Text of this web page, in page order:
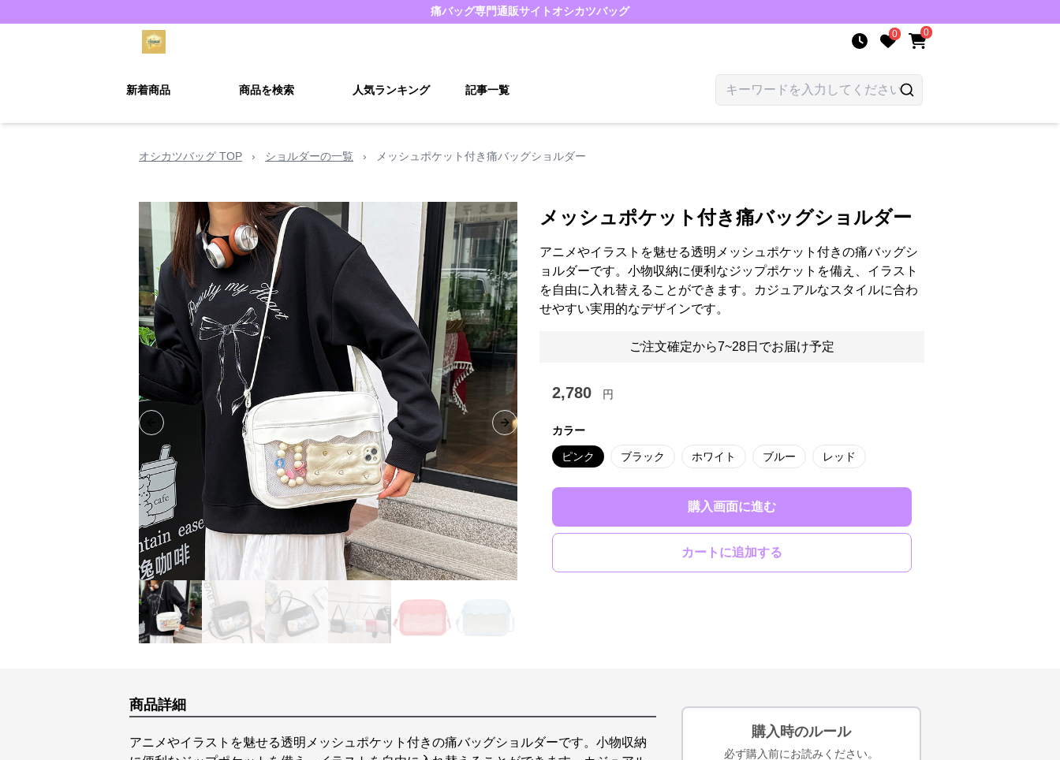
痛バッグ専門通販サイト オシカツバッグ
0 0
新着商品 商品を検索 人気ランキング 記事一覧
オシカツバッグ TOP › ショルダーの一覧 › メッシュポケット付き痛バッグショルダー
Previous slide Next slide
メッシュポケット付き痛バッグショルダー
アニメやイラストを魅せる透明メッシュポケット付きの痛バッグシ
ョルダーです。小物収納に便利なジップポケットを備え、イラスト
を自由に入れ替えることができます。カジュアルなスタイルに合わ
せやすい実用的なデザインです。
ご注文確定から7~28日でお届け予定
2,780 円
カラー
ピンク ブラック ホワイト ブルー レッド
購入画面に進む
カートに追加する
商品詳細
アニメやイラストを魅せる透明メッシュポケット付きの痛バッグショルダーです。小物収納
購入時のルール
必ず購入前にお読みください。